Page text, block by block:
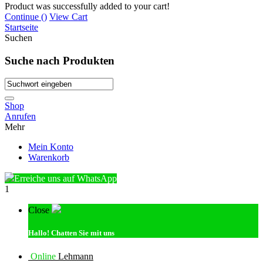
Product was successfully added to your cart!
Continue () View Cart
Startseite
Suchen
Suche nach Produkten
Shop
Anrufen
Mehr
Mein Konto
Warenkorb
Erreiche uns auf WhatsApp
1
Close
Hallo! Chatten Sie mit uns
Online Lehmann